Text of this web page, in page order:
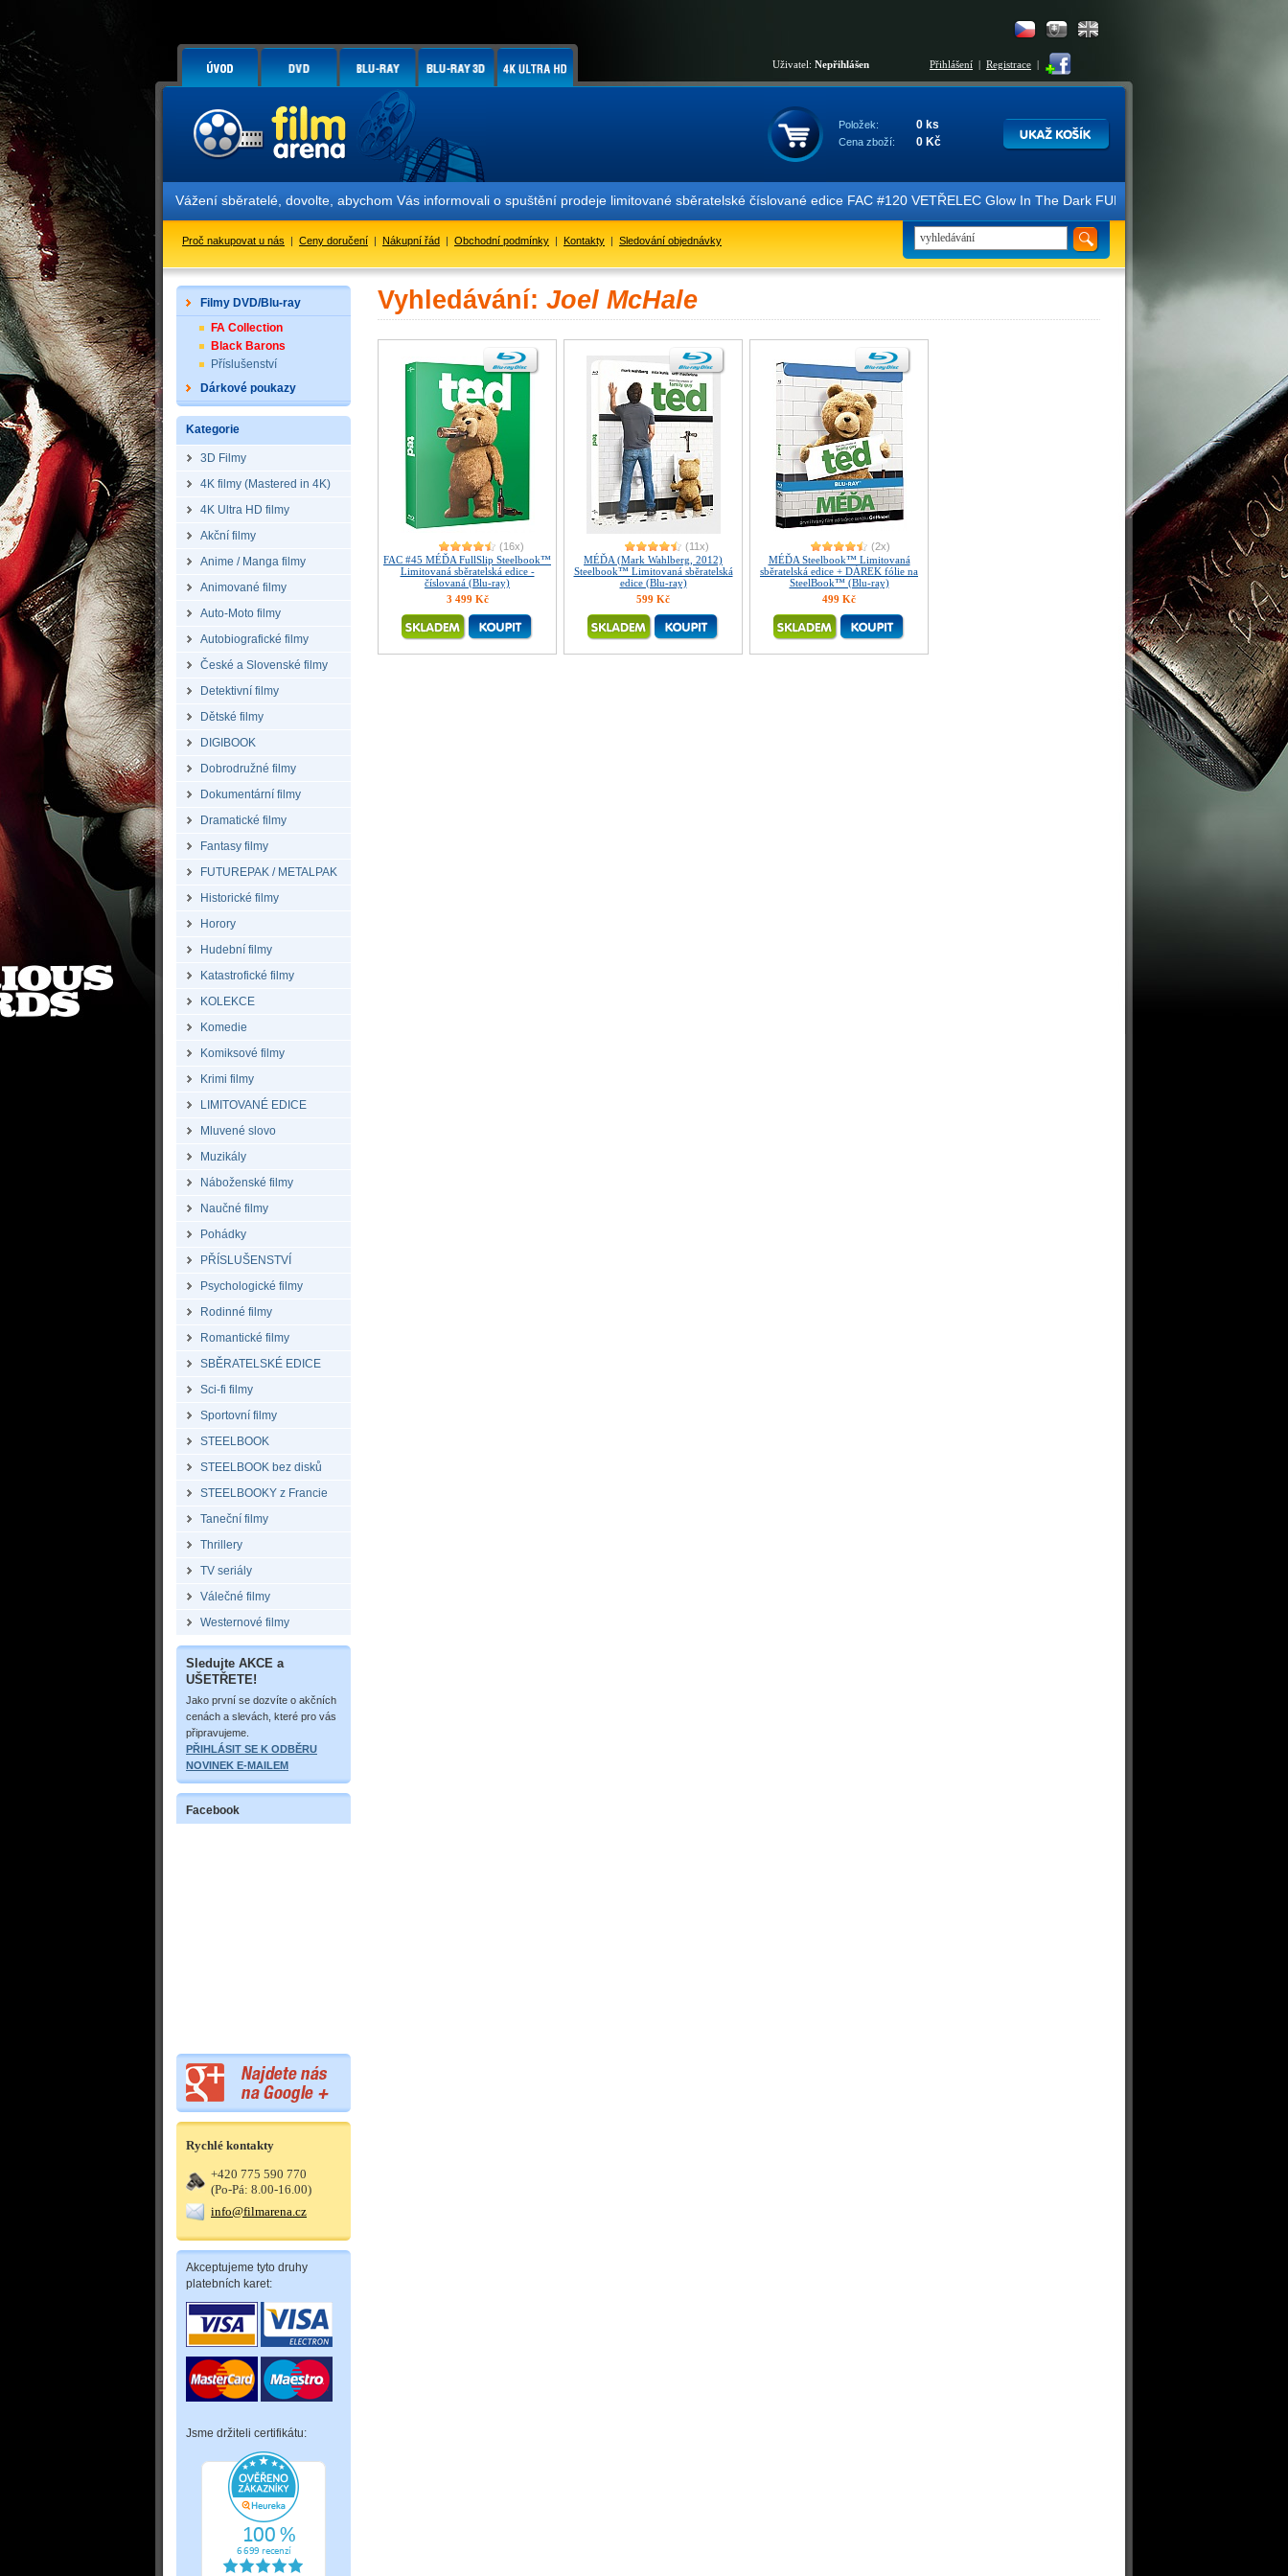
Uživatel: Nepřihlášen Přihlášení | Registrace |
Položek: 0 ks
Cena zboží: 0 Kč
Vážení sběratelé, dovolte, abychom Vás informovali o spuštění prodeje limitované sběratelské číslované edice FAC #120 VETŘELEC Glow In The Dark FULLSLIP XL EDITION #3
Proč nakupovat u nás | Ceny doručení | Nákupní řád | Obchodní podmínky | Kontakty | Sledování objednávky
Filmy DVD/Blu-ray
FA Collection
Black Barons
Příslušenství
Dárkové poukazy
Kategorie
3D Filmy
4K filmy (Mastered in 4K)
4K Ultra HD filmy
Akční filmy
Anime / Manga filmy
Animované filmy
Auto-Moto filmy
Autobiografické filmy
České a Slovenské filmy
Detektivní filmy
Dětské filmy
DIGIBOOK
Dobrodružné filmy
Dokumentární filmy
Dramatické filmy
Fantasy filmy
FUTUREPAK / METALPAK
Historické filmy
Horory
Hudební filmy
Katastrofické filmy
KOLEKCE
Komedie
Komiksové filmy
Krimi filmy
LIMITOVANÉ EDICE
Mluvené slovo
Muzikály
Náboženské filmy
Naučné filmy
Pohádky
PŘÍSLUŠENSTVÍ
Psychologické filmy
Rodinné filmy
Romantické filmy
SBĚRATELSKÉ EDICE
Sci-fi filmy
Sportovní filmy
STEELBOOK
STEELBOOK bez disků
STEELBOOKY z Francie
Taneční filmy
Thrillery
TV seriály
Válečné filmy
Westernové filmy
Sledujte AKCE a
UŠETŘETE!
Jako první se dozvíte o akčních
cenách a slevách, které pro vás
připravujeme.
PŘIHLÁSIT SE K ODBĚRU
NOVINEK E-MAILEM
Facebook
Rychlé kontakty
+420 775 590 770
(Po-Pá: 8.00-16.00)
info@filmarena.cz
Akceptujeme tyto druhy
platebních karet:
Jsme držiteli certifikátu:
Vyhledávání: Joel McHale
(16x)
FAC #45 MÉĎA FullSlip Steelbook™
Limitovaná sběratelská edice -
číslovaná (Blu-ray)
3 499 Kč
(11x)
MÉĎA (Mark Wahlberg, 2012)
Steelbook™ Limitovaná sběratelská
edice (Blu-ray)
599 Kč
(2x)
MÉĎA Steelbook™ Limitovaná
sběratelská edice + DÁREK fólie na
SteelBook™ (Blu-ray)
499 Kč